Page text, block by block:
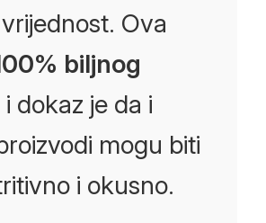
Ova
biljnog
i dokaz je da i
mogu biti
i okusno.